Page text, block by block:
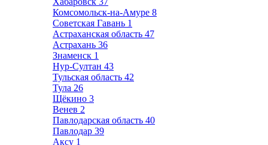
Комсомольск-на-Амуре 8
Советская Гавань 1
Астраханская область 47
Астрахань 36
Знаменск 1
Нур-Султан 43
Тульская область 42
Тула 26
Щёкино 3
Венев 2
Павлодарская область 40
Павлодар 39
Аксу 1